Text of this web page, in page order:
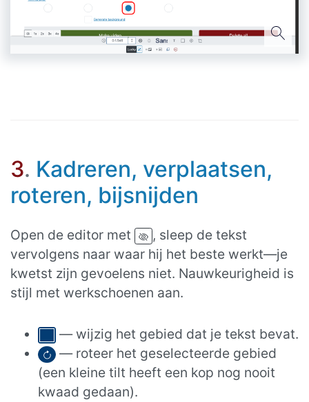
3. Kadreren, verplaatsen,
roteren, bijsnijden
Open de editor met
, sleep de tekst
vervolgens naar waar hij het beste werkt—je
kwetst zijn gevoelens niet. Nauwkeurigheid is
stijl met werkschoenen aan.
— wijzig het gebied dat je tekst bevat.
— roteer het geselecteerde gebied
(een kleine tilt heeft een kop nog nooit
kwaad gedaan).